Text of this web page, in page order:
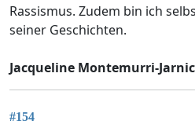
Rassismus. Zudem bin ich
seiner Geschichten.
Jacqueline Montemurri-
#154